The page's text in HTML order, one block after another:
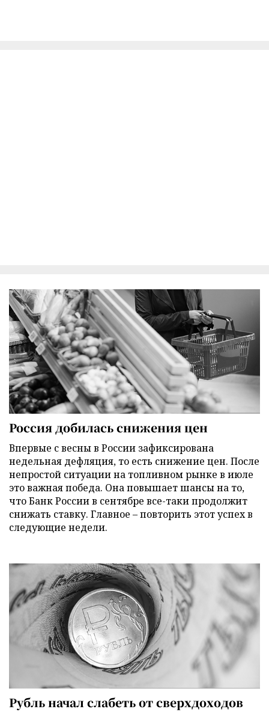
Россия добилась снижения цен
Впервые с весны в России зафиксирована
недельная дефляция, то есть снижение цен. После
непростой ситуации на топливном рынке в июле
это важная победа. Она повышает шансы на то,
что Банк России в сентябре все-таки продолжит
снижать ставку. Главное – повторить этот успех в
следующие недели.
Рубль начал слабеть от сверхдоходов